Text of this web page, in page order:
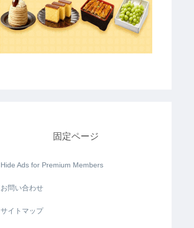
固定ページ
Hide Ads for Premium Members
お問い合わせ
サイトマップ